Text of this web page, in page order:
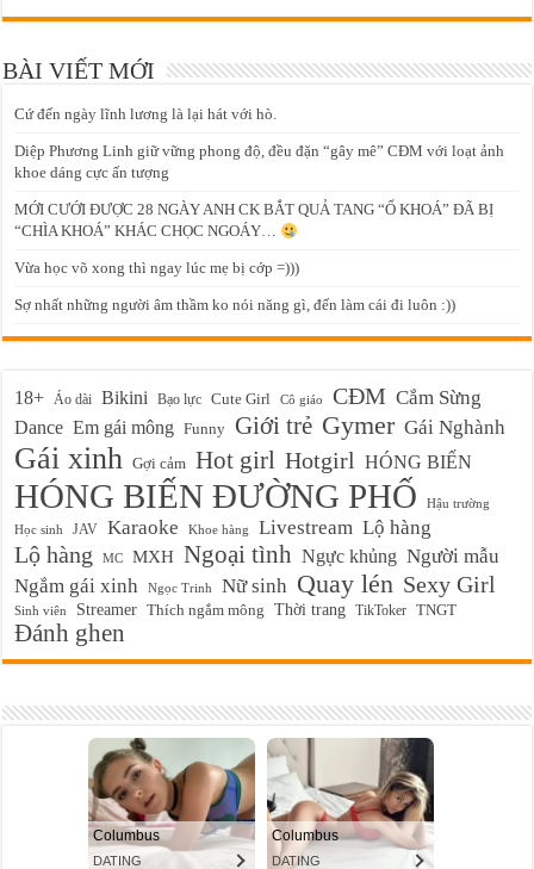
BÀI VIẾT MỚI
Cứ đến ngày lĩnh lương là lại hát với hò.
Diệp Phương Linh giữ vững phong độ, đều đặn “gây mê” CĐM với loạt ảnh
khoe dáng cực ấn tượng
MỚI CƯỚI ĐƯỢC 28 NGÀY ANH CK BẮT QUẢ TANG “Ổ KHOÁ” ĐÃ BỊ
“CHÌA KHOÁ” KHÁC CHỌC NGOÁY…
Vừa học võ xong thì ngay lúc mẹ bị cớp =)))
Sợ nhất những người âm thầm ko nói năng gì, đến làm cái đi luôn :))
18+ Áo dài Bikini Bạo lực Cute Girl Cô giáo CĐM Cắm Sừng
Dance Em gái mông Funny Giới trẻ Gymer Gái Nghành
Gái xinh Gợi cảm Hot girl Hotgirl HÓNG BIẾN
HÓNG BIẾN ĐƯỜNG PHỐ
Hậu trường
Học sinh
JAV Karaoke Khoe hàng Livestream Lộ hàng
Lộ hàng MC MXH Ngoại tình Ngực khủng Người mẫu
Ngắm gái xinh
Ngọc Trinh Nữ sinh Quay lén Sexy Girl
Sinh viên Streamer Thích ngắm mông Thời trang TikToker TNGT
Đánh ghen